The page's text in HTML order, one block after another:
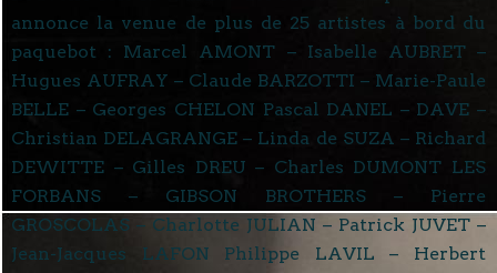
annonce la venue de plus de 25 artistes à bord du
paquebot : Marcel AMONT – Isabelle AUBRET –
Hugues AUFRAY – Claude BARZOTTI – Marie-Paule
BELLE – Georges CHELON Pascal DANEL – DAVE –
Christian DELAGRANGE – Linda de SUZA – Richard
DEWITTE – Gilles DREU – Charles DUMONT LES
FORBANS – GIBSON BROTHERS – Pierre
GROSCOLAS – Charlotte JULIAN – Patrick JUVET –
Jean-Jacques LAFON Philippe LAVIL – Herbert